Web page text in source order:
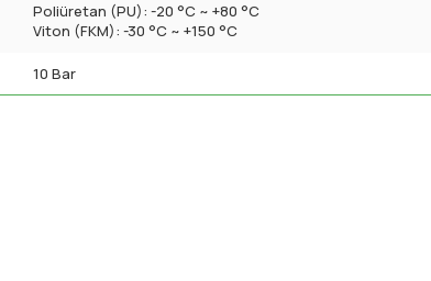
Poliüretan (PU): -20 °C ~ +80 °C
Viton (FKM): -30 °C ~ +150 °C
10 Bar